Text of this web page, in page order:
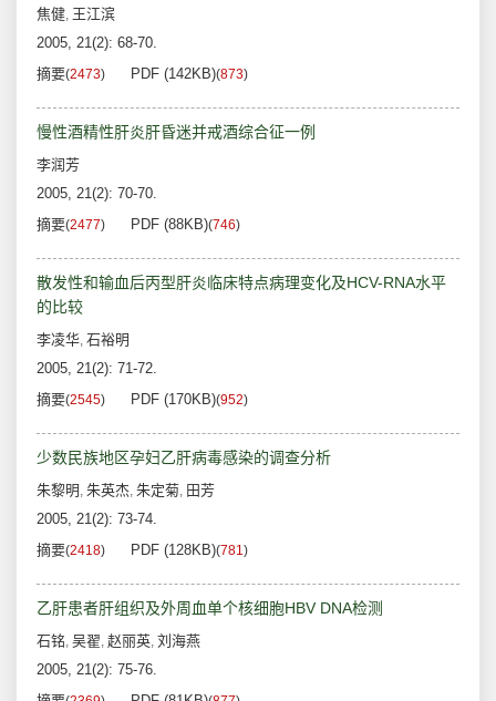
焦健, 王江滨
2005, 21(2): 68-70.
摘要(2473) PDF (142KB)(873)
慢性酒精性肝炎肝昏迷并戒酒综合征一例
李润芳
2005, 21(2): 70-70.
摘要(2477) PDF (88KB)(746)
散发性和输血后丙型肝炎临床特点病理变化及HCV-RNA水平
的比较
李凌华, 石裕明
2005, 21(2): 71-72.
摘要(2545) PDF (170KB)(952)
少数民族地区孕妇乙肝病毒感染的调查分析
朱黎明 , 朱英杰, 朱定菊, 田芳
2005, 21(2): 73-74.
摘要(2418) PDF (128KB)(781)
乙肝患者肝组织及外周血单个核细胞HBV DNA检测
石铭, 吴翟, 赵丽英, 刘海燕
2005, 21(2): 75-76.